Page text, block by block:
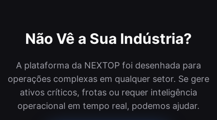
Não Vê a Sua Indústria?
A plataforma da NEXTOP foi desenhada para
operações complexas em qualquer setor. Se gere
ativos críticos, frotas ou requer inteligência
operacional em tempo real, podemos ajudar.